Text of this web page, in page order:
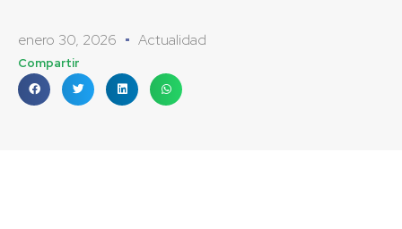
enero 30, 2026 Actualidad
Compartir